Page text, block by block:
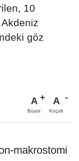
10
göz
A
Büyüt
A
Küçült
makrostomi